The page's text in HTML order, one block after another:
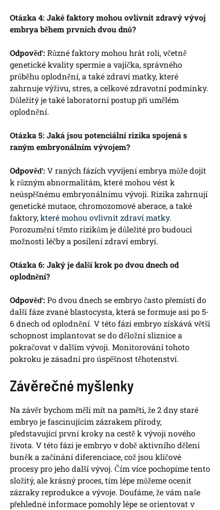
Otázka 4: Jaké faktory mohou ovlivnit zdravý vývoj
embrya během prvních dvou dnů?
Odpověď: Různé faktory mohou hrát roli, včetně
genetické kvality spermie a vajíčka, správného
průběhu oplodnění, a také zdraví matky, které
zahrnuje výživu, stres, a celkové zdravotní podmínky.
Důležitý je také laboratorní postup při umělém
oplodnění.
Otázka 5: Jaká jsou potenciální rizika spojená s
raným embryonálním vývojem?
Odpověď: V raných fázích vyvíjení embrya může dojít
k různým abnormalitám, které mohou vést k
neúspěšnému embryonálnímu vývoji. Rizika zahrnují
genetické mutace, chromozomové aberace, a také
faktory,které mohou ovlivnit zdraví matky.
Porozumění těmto rizikům je důležité pro budoucí
možnosti léčby a posílení zdraví embryí.
Otázka 6: Jaký je další krok po dvou dnech od
oplodnění?
Odpověď: Po dvou dnech se embryo často přemístí do
další fáze zvané blastocysta, která se formuje asi po 5-
6 dnech od oplodnění. V této fázi embryo získává větší
schopnost implantovat se do děložní sliznice a
pokračovat v dalším vývoji. Monitorování tohoto
pokroku je zásadní pro úspěšnost těhotenství.
Závěrečné myšlenky
Na závěr bychom měli mít na paměti, že 2 dny staré
embryo je fascinujícím zázrakem přírody,
představující první kroky na cestě k vývoji nového
života. V této fázi je embryo v době aktivního dělení
buněk a začínání diferenciace, což jsou klíčové
procesy pro jeho další vývoj. Čím více pochopíme tento
složitý, ale krásný proces, tím lépe můžeme ocenit
zázraky reprodukce a vývoje. Doufáme, že vám naše
přehledné informace pomohly lépe se orientovat v